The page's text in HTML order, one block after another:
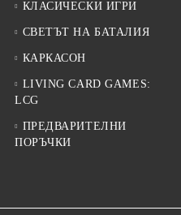
КЛАСИЧЕСКИ ИГРИ
СВЕТЪТ НА БАТАЛИЯ
КАРКАСОН
LIVING CARD GAMES:
LCG
ПРЕДВАРИТЕЛНИ
ПОРЪЧКИ